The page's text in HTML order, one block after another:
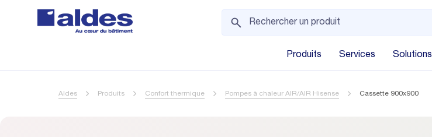
Produits Services Solutions
Aldes Produits Confort thermique Pompes à chaleur AIR/AIR Hisense Cassette 900x900